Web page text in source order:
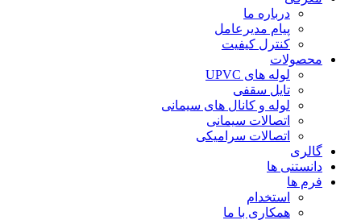
درباره ما
پیام مدیرعامل
کنترل کیفیت
محصولات
لوله های UPVC
تایل سقفی
لوله و کانال های سیمانی
اتصالات سیمانی
اتصالات سرامیکی
گالری
دانستنی ها
فرم ها
استخدام
همکاری با ما